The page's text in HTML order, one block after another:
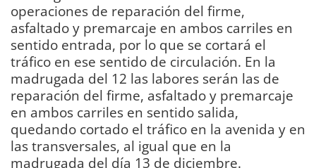
operaciones de reparación del firme,
asfaltado y premarcaje en ambos carriles en
sentido entrada, por lo que se cortará el
tráfico en ese sentido de circulación. En la
madrugada del 12 las labores serán las de
reparación del firme, asfaltado y premarcaje
en ambos carriles en sentido salida,
quedando cortado el tráfico en la avenida y en
las transversales, al igual que en la
madrugada del día 13 de diciembre.